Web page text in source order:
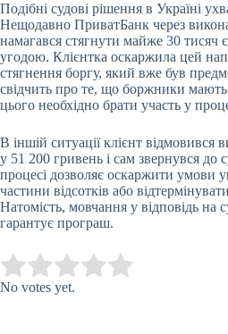
Подібні судові рішення в Україні
Нещодавно ПриватБанк через
намагався стягнути майже 30 тисяч
угодою. Клієнтка оскаржила цей
стягнення боргу, який вже був
свідчить про те, що боржники мають
цього необхідно брати участь у
В іншій ситуації клієнт відмовився
у 51 200 гривень і сам звернувся до
процесі дозволяє оскаржити умови
частини відсотків або
Натомість, мовчання у відповідь на
гарантує програш.
Rate this item:
No votes yet.